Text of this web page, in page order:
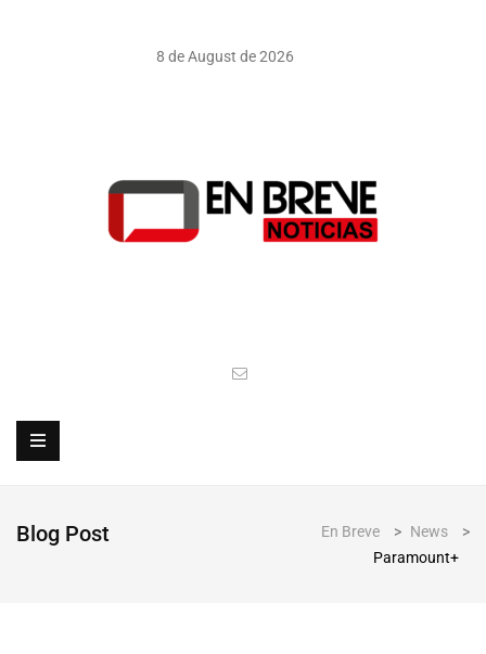
8 de August de 2026
Blog Post En Breve > News
>
Paramount+